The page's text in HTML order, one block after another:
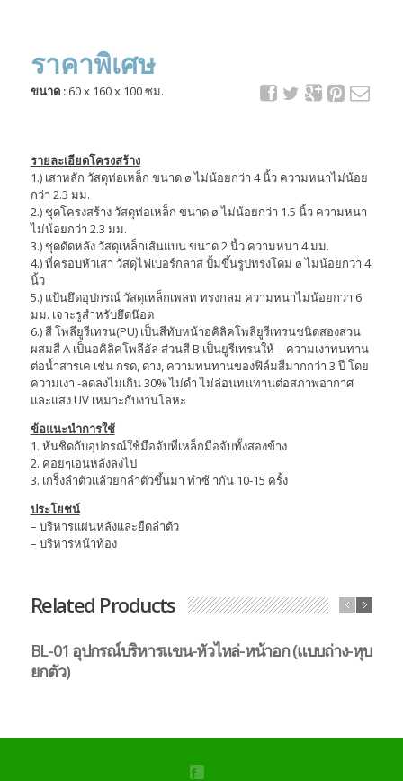
ราคาพิเศษ
ขนาด : 60 x 160 x 100 ซม.
รายละเอียดโครงสร้าง
1.) เสาหลัก วัสดุท่อเหล็ก ขนาด ø ไม่น้อยกว่า 4 นิ้ว ความหนาไม่น้อย
กว่า 2.3 มม.
2.) ชุดโครงสร้าง วัสดุท่อเหล็ก ขนาด ø ไม่น้อยกว่า 1.5 นิ้ว ความหนา
ไม่น้อยกว่า 2.3 มม.
3.) ชุดดัดหลัง วัสดุเหล็กเส้นแบน ขนาด 2 นิ้ว ความหนา 4 มม.
4.) ที่ครอบหัวเสา วัสดุไฟเบอร์กลาส ปั้มขึ้นรูปทรงโดม ø ไม่น้อยกว่า 4
นิ้ว
5.) แป้นยึดอุปกรณ์ วัสดุเหล็กเพลท ทรงกลม ความหนาไม่น้อยกว่า 6
มม. เจาะรูสำหรับยึดน๊อต
6.) สี โพลียูรีเทรน(PU) เป็นสีทับหน้าอคิลิคโพลียูรีเทรนชนิดสองส่วน
ผสมสี A เป็นอคิลิคโพลีอัล ส่วนสี B เป็นยูรีเทรนให้ – ความเงาทนทาน
ต่อน้ำสารเค เช่น กรด, ด่าง, ความทนทานของฟิล์มสีมากกว่า 3 ปี โดย
ความเงา -ลดลงไม่เกิน 30% ไม่ดำ ไม่ล่อนทนทานต่อสภาพอากาศ
และแสง UV เหมาะกับงานโลหะ
ข้อแนะนำการใช้
1. หันชิดกับอุปกรณ์ใช้มือจับที่เหล็กมือจับทั้งสองข้าง
2. ค่อยๆเอนหลังลงไป
3. เกร็งลำตัวแล้วยกลำตัวขึ้นมา ทำซ้ ากัน 10-15 ครั้ง
ประโยชน์
– บริหารแผ่นหลังและยืดลำตัว
– บริหารหน้าท้อง
Related Products
BL-01 อุปกรณ์บริหารแขน-หัวไหล่-หน้าอก (แบบถ่าง-หุบ
ยกตัว)